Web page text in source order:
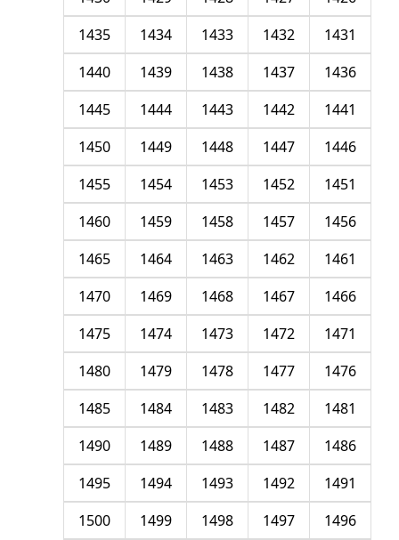
1431
1432
1433
1434
1435
1436
1437
1438
1439
1440
1441
1442
1443
1444
1445
1446
1447
1448
1449
1450
1451
1452
1453
1454
1455
1456
1457
1458
1459
1460
1461
1462
1463
1464
1465
1466
1467
1468
1469
1470
1471
1472
1473
1474
1475
1476
1477
1478
1479
1480
1481
1482
1483
1484
1485
1486
1487
1488
1489
1490
1491
1492
1493
1494
1495
1496
1497
1498
1499
1500